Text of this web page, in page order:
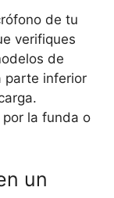
de tu
verifiques
de
parte inferior
la funda o
un